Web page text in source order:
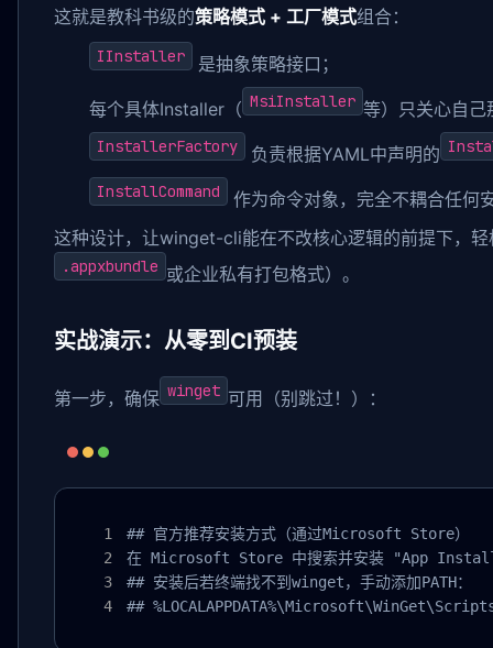
这就是教科书级的策略模式 + 工厂模式组合：
IInstaller 是抽象策略接口；
每个具体Installer（ MsiInstaller 等）只关心自己
InstallerFactory 负责根据YAML中声明的
InstallCommand
作为命令对象，完全不耦合任何
这种设计，让winget-cli能在不改核心逻辑的前提下，
.appxbundle 或企业私有打包格式）。
实战演示：从零到CI预装
第一步，确保 winget 可用（别跳过！）：
## 官方推荐安装方式（通过Microsoft Store）
在 Microsoft Store 中搜索并安装 "App
## 安装后若终端找不到winget，手动添加PATH：
##